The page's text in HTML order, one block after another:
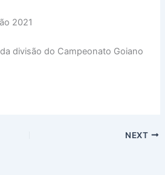
2021
divisão do Campeonato Goiano
NEXT